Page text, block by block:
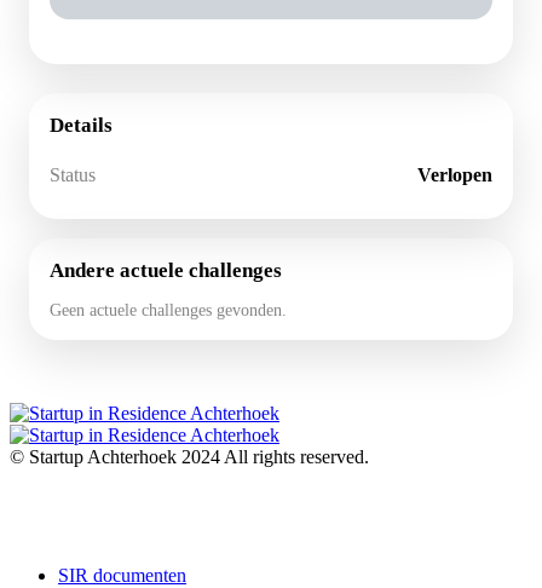
Details
Status Verlopen
Andere actuele challenges
Geen actuele challenges gevonden.
© Startup Achterhoek 2024 All rights reserved.
SIR documenten